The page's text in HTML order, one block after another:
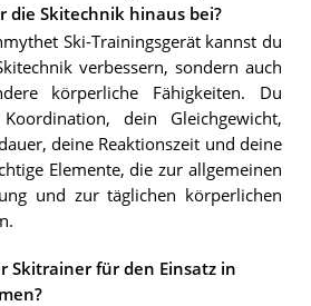
die Skitechnik hinaus bei?
Ski-Trainingsgerät kannst du
verbessern, sondern auch
körperliche Fähigkeiten. Du
dein Gleichgewicht,
deine Reaktionszeit und deine
Elemente, die zur allgemeinen
und zur täglichen körperlichen
Skitrainer für den Einsatz in